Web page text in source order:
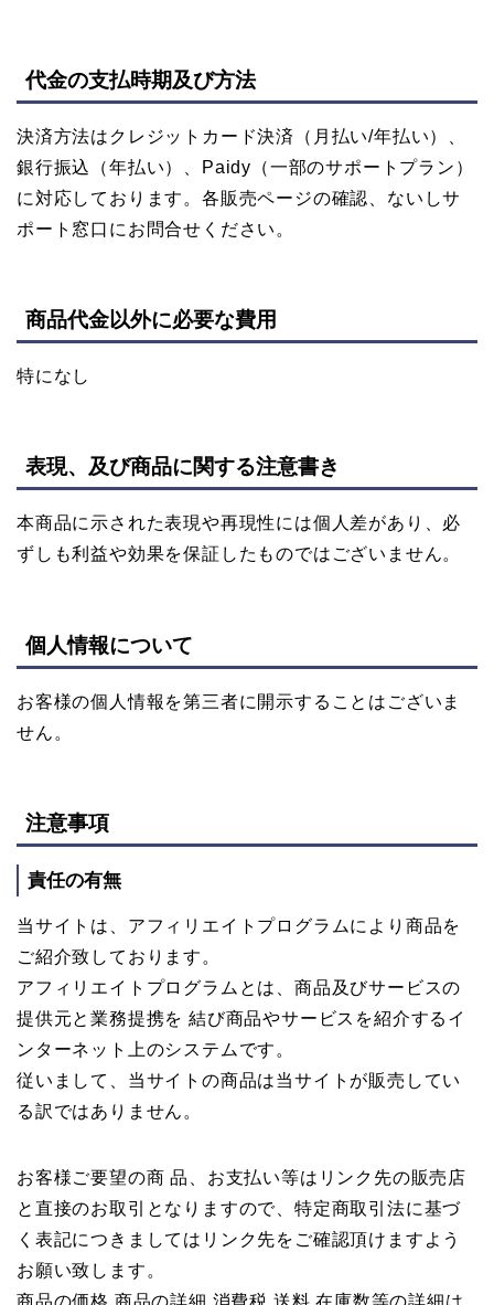
代金の支払時期及び方法
決済方法はクレジットカード決済（月払い/年払い）、
銀行振込（年払い）、Paidy（一部のサポートプラン）
に対応しております。各販売ページの確認、ないしサ
ポート窓口にお問合せください。
商品代金以外に必要な費用
特になし
表現、及び商品に関する注意書き
本商品に示された表現や再現性には個人差があり、必
ずしも利益や効果を保証したものではございません。
個人情報について
お客様の個人情報を第三者に開示することはございま
せん。
注意事項
責任の有無
当サイトは、アフィリエイトプログラムにより商品を
ご紹介致しております。
アフィリエイトプログラムとは、商品及びサービスの
提供元と業務提携を 結び商品やサービスを紹介するイ
ンターネット上のシステムです。
従いまして、当サイトの商品は当サイトが販売してい
る訳ではありません。
お客様ご要望の商 品、お支払い等はリンク先の販売店
と直接のお取引となりますので、特定商取引法に基づ
く表記につきましてはリンク先をご確認頂けますよう
お願い致します。
商品の価格 商品の詳細 消費税 送料 在庫数等の詳細は